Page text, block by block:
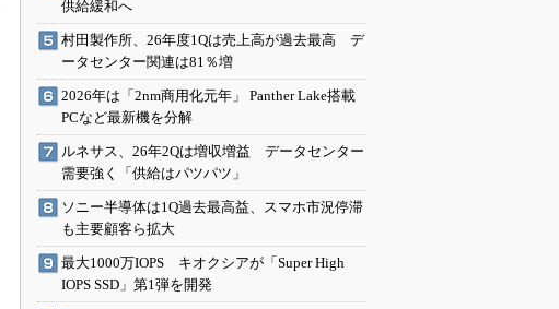
供給緩和へ
村田製作所、26年度1Qは売上高が過去最高 デ
ータセンター関連は81％増
2026年は「2nm商用化元年」 Panther Lake搭載
PCなど最新機を分解
ルネサス、26年2Qは増収増益 データセンター
需要強く「供給はパツパツ」
ソニー半導体は1Q過去最高益、スマホ市況停滞
も主要顧客ら拡大
最大1000万IOPS キオクシアが「Super High
IOPS SSD」第1弾を開発